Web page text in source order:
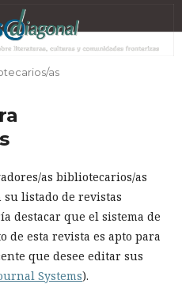
as
as bibliotecarios/as
listado de revistas
destacar que el sistema de
de esta revista es apto para
que desee editar sus
Systems).